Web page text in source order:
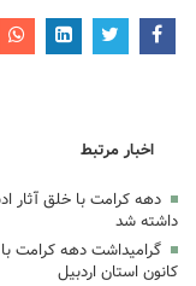
اخبار مرتبط
دهه کرامت با خلق آثار
داشته شد
گرامیداشت دهه کرامت
کانون استان اردبیل